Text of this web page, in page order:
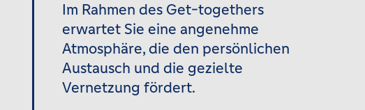
Im Rahmen des Get-togethers
erwartet Sie eine angenehme
Atmosphäre, die den persönlichen
Austausch und die gezielte
Vernetzung fördert.